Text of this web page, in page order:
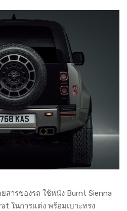
ารของรถ ใช้หนัง Burnt Sienna
ในการแต่ง พร้อมเบาะทรง